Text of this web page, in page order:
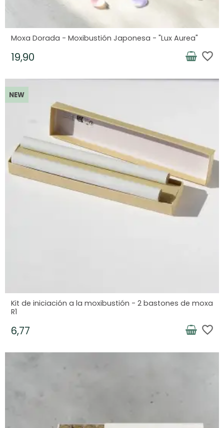
Moxa Dorada - Moxibustión Japonesa - "Lux Aurea"
19,90 favorite_border
NEW
Kit de iniciación a la moxibustión - 2 bastones de moxa
R1
6,77 favorite_border